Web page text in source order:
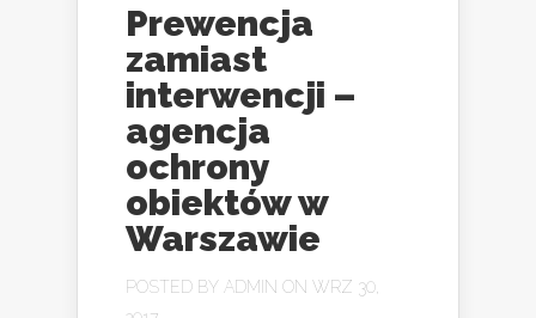
Prewencja
zamiast
interwencji –
agencja
ochrony
obiektów w
Warszawie
POSTED BY ADMIN ON WRZ 30,